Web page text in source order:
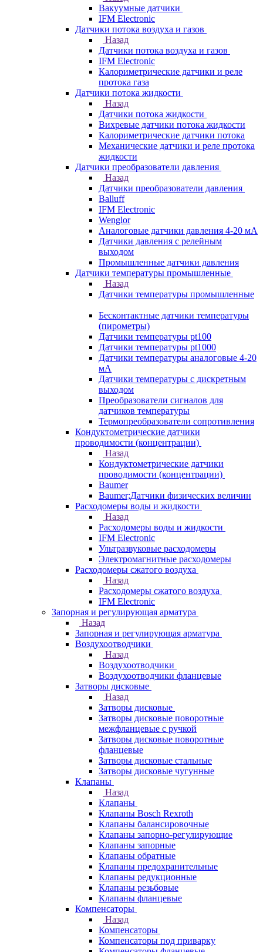
Вакуумные датчики
IFM Electronic
Датчики потока воздуха и газов
Назад
Датчики потока воздуха и газов
IFM Electronic
Калориметрические датчики и реле
протока газа
Датчики потока жидкости
Назад
Датчики потока жидкости
Вихревые датчики потока жидкости
Калориметрические датчики потока
Механические датчики и реле протока
жидкости
Датчики преобразователи давления
Назад
Датчики преобразователи давления
Balluff
IFM Electronic
Wenglor
Аналоговые датчики давления 4-20 мА
Датчики давления с релейным
выходом
Промышленные датчики давления
Датчики температуры промышленные
Назад
Датчики температуры промышленные
Бесконтактные датчики температуры
(пирометры)
Датчики температуры pt100
Датчики температуры pt1000
Датчики температуры аналоговые 4-20
мА
Датчики температуры с дискретным
выходом
Преобразователи сигналов для
датчиков температуры
Термопреобразователи сопротивления
Кондуктометрические датчики
проводимости (концентрации)
Назад
Кондуктометрические датчики
проводимости (концентрации)
Baumer
Baumer;Датчики физических величин
Расходомеры воды и жидкости
Назад
Расходомеры воды и жидкости
IFM Electronic
Ультразвуковые расходомеры
Электромагнитные расходомеры
Расходомеры сжатого воздуха
Назад
Расходомеры сжатого воздуха
IFM Electronic
Запорная и регулирующая арматура
Назад
Запорная и регулирующая арматура
Воздухоотводчики
Назад
Воздухоотводчики
Воздухоотводчики фланцевые
Затворы дисковые
Назад
Затворы дисковые
Затворы дисковые поворотные
межфланцевые с ручкой
Затворы дисковые поворотные
фланцевые
Затворы дисковые стальные
Затворы дисковые чугунные
Клапаны
Назад
Клапаны
Клапаны Bosch Rexroth
Клапаны балансировочные
Клапаны запорно-регулирующие
Клапаны запорные
Клапаны обратные
Клапаны предохранительные
Клапаны редукционные
Клапаны резьбовые
Клапаны фланцевые
Компенсаторы
Назад
Компенсаторы
Компенсаторы под приварку